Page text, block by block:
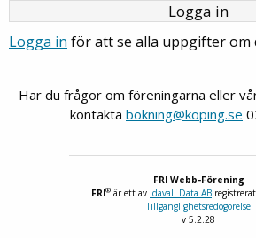
Logga in
Logga in för att se alla uppgifter om
Har du frågor om föreningarna eller
kontakta bokning@koping.se
FRI Webb-Förening
FRI® är ett av Idavall Data AB
Tillgänglighetsredogörelse
v 5.2.28